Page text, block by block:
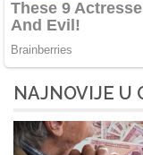
NAJNOVIJE U